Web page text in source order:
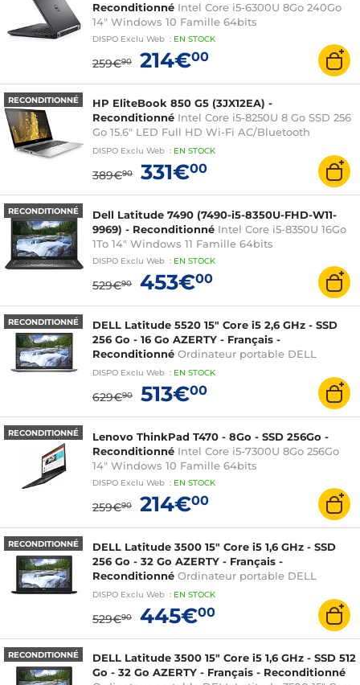
Reconditionné Intel Core i5-6300U 8Go 240Go
14" Windows 10 Famille 64bits
DISPO Exclu Web : EN STOCK
259€90 214€00
RECONDITIONNÉ
HP EliteBook 850 G5 (3JX12EA) -
Reconditionné Intel Core i5-8250U 8 Go SSD 256
Go 15.6" LED Full HD Wi-Fi AC/Bluetooth
Webcam Windows 10 Professionnel 64 bits
DISPO Exclu Web : EN STOCK
389€90 331€00
RECONDITIONNÉ
Dell Latitude 7490 (7490-i5-8350U-FHD-W11-
9969) - Reconditionné Intel Core i5-8350U 16Go
1To 14" Windows 11 Famille 64bits
DISPO Exclu Web : EN STOCK
529€90 453€00
RECONDITIONNÉ
DELL Latitude 5520 15" Core i5 2,6 GHz - SSD
256 Go - 16 Go AZERTY - Français -
Reconditionné Ordinateur portable DELL
Latitude 5520 15" Core i5 2,6 GHz - SSD 256 Go - 16
Go AZERTY - Français Windows 11 Pro
DISPO Exclu Web : EN STOCK
629€90 513€00
RECONDITIONNÉ
Lenovo ThinkPad T470 - 8Go - SSD 256Go -
Reconditionné Intel Core i5-7300U 8Go 256Go
14" Windows 10 Famille 64bits
DISPO Exclu Web : EN STOCK
259€90 214€00
RECONDITIONNÉ
DELL Latitude 3500 15" Core i5 1,6 GHz - SSD
256 Go - 32 Go AZERTY - Français -
Reconditionné Ordinateur portable DELL
Latitude 3500 15" Core i5 1,6 GHz - SSD 256 Go -
32 Go AZERTY - Français Windows 11 Pro
DISPO Exclu Web : EN STOCK
529€90 445€00
RECONDITIONNÉ
DELL Latitude 3500 15" Core i5 1,6 GHz - SSD 512
Go - 32 Go AZERTY - Français - Reconditionné